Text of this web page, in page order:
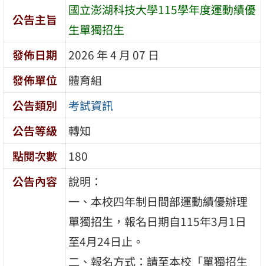
公告主旨
國立澎湖科技大學115學年度運動績優
生單獨招生
發佈日期
2026 年 4 月 07 日
發佈單位
體育組
公告類別
考試資訊
公告等級
轉知
點閱次數
180
公告內容
說明：
一、本校四年制日間部運動績優辦理
單獨招生，報名日期自115年3月1日
至4月24日止。
二、報名方式：請至本校「單獨招生